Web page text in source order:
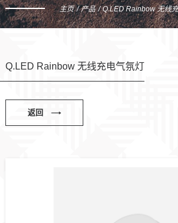
主页 产品 Q.LED Rainbow 无线
Q.LED Rainbow 无线充电气氛灯
返回